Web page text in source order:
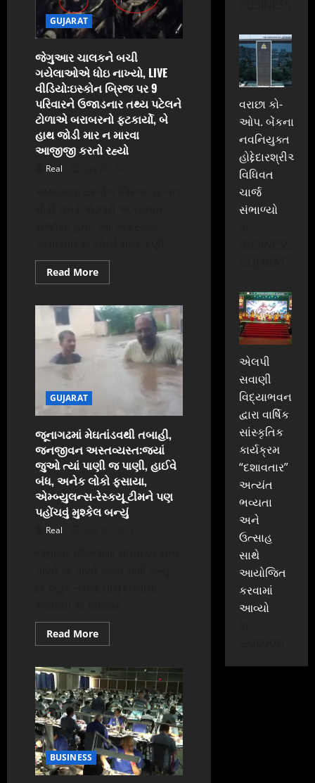
મોડ્યૂલની
વિચારધારા
ફેલાવતા,
કોઈને
શંકા
ન
જાય
એ
માટે
મજૂરી
કરતા,
ગુજરાત
ATSએ
ત્રણેયને
પકડ્યા
GUJARAT
જેગુઆર ચાલકને બચી
ગયેલાઓએ ધોઇ નાખ્યો, LIVE
વીડિયો:ઇસ્કોન બ્રિજ પર 9
પરિવારને ઉજાડનાર તથ્ય પટેલને
ટોળાએ બરાબરનો ફટકાર્યો, બે
હાથ જોડી માર ન મારવા
આજીજી કરતો રહ્યો
Real
Read MoreRead
more
ચાલકને
બચી
ગયેલાઓએ
ધોઇ
નાખ્યો,
વીડિયો:ઇસ્કોન
ઉજાડનાર
તથ્ય
પટેલને
ટોળાએ
બરાબરનો
ફટકાર્યો,
બે
હાથ
જોડી
માર
ન
GUJARAT
જૂનાગઢમાં મેઘતાંડવથી તબાહી,
જનજીવન અસ્તવ્યસ્ત:જ્યાં
જુઓ ત્યાં પાણી જ પાણી, હાઈવે
બંધ, અનેક લોકો ફસાયા,
એમ્બ્યુલન્સ-રેસ્કયૂ ટીમને પણ
પહોંચવું મુશ્કેલ બન્યું
Real
Read MoreRead
more
મેઘતાંડવથી
તબાહી,
જનજીવન
અસ્તવ્યસ્ત:જ્યાં
જુઓ
ત્યાં
પાણી
જ
પાણી,
હાઈવે
બંધ,
BUSINESS
વરાછા કો-
ઓપ. બેંકના
નવનિયુક્ત
હોદ્દેદારશ્રીઓએ
વિધિવત
ચાર્જ
સંભાળ્યો
એલપી
સવાણી
વિદ્યાભવન
દ્વારા વાર્ષિક
સાંસ્કૃતિક
કાર્યક્રમ
“દશાવતાર”
અત્યંત
ભવ્યતા
અને
ઉત્સાહ
સાથે
આયોજિત
કરવામાં
આવ્યો